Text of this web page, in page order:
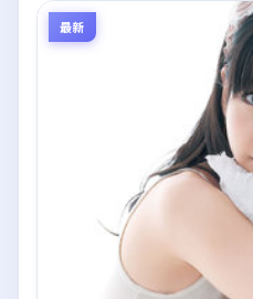
最新